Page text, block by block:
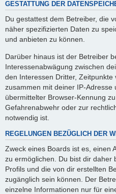
GESTATTUNG DER
Du gestattest dem Betreiber, die
näher spezifizierten Daten zu
und anbieten zu können.
Darüber hinaus ist der Betreiber
Interessenabwägung zwischen
den Interessen Dritter, Zeitpunkte
zusammen mit deiner IP-
übermittelter Browser-Kennung
Gefahrenabwehr oder zur
notwendig ist.
REGELUNGEN BEZÜGLICH DER
Zweck eines Boards ist es, einen
zu ermöglichen. Du bist dir daher
Profils und die von dir erstellten
zugänglich sein können. Der
einzelne Informationen nur für